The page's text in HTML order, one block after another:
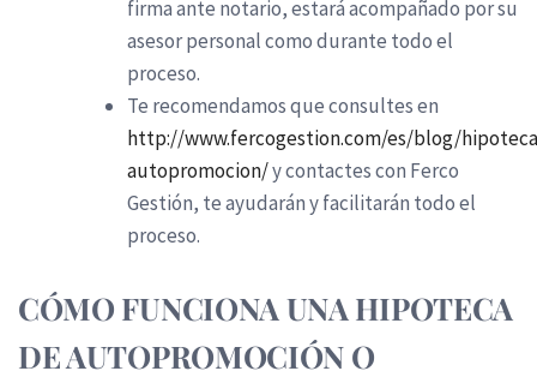
firma ante notario, estará acompañado por su
asesor personal como durante todo el
proceso.
Te recomendamos que consultes en
http://www.fercogestion.com/es/blog/
autopromocion/y contactes con Ferco
Gestión, te ayudarán y facilitarán todo el
proceso.
CÓMO FUNCIONA UNA HIPOTECA
DE AUTOPROMOCIÓN O